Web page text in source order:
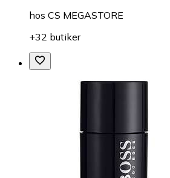
hos CS MEGASTORE
+32 butiker